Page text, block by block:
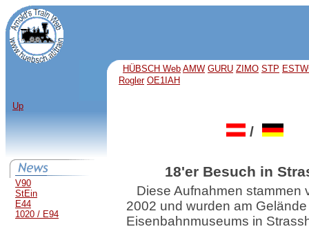
HÜBSCH Web AMW GURU ZIMO STP
Rogler OE1IAH
Up
V90
StEin
E44
1020 / E94
/
18'er Besuch in
Diese Aufnahmen stammen
2002 und wurden am
Eisenbahnmuseums in